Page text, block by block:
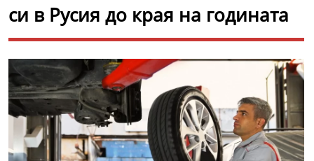
си в Русия до края на годината